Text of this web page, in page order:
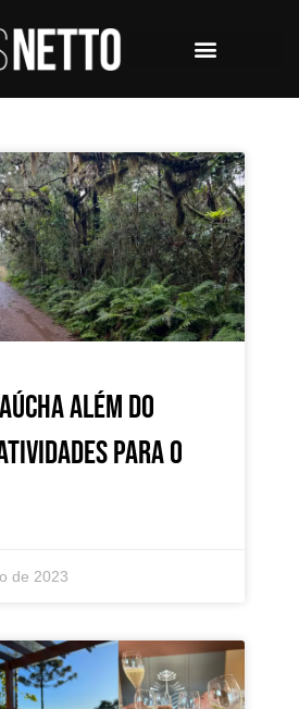
além do
para o
de 2023